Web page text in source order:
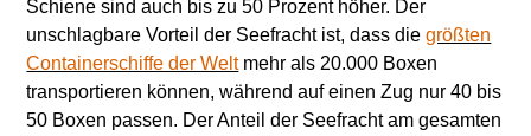
Schiene sind auch bis zu 50 Prozent höher. Der
unschlagbare Vorteil der Seefracht ist, dass diegrößten
Containerschiffe der Weltmehr als 20.000 Boxen
transportieren können, während auf einen Zug nur 40 bis
50 Boxen passen. Der Anteil der Seefracht am gesamten